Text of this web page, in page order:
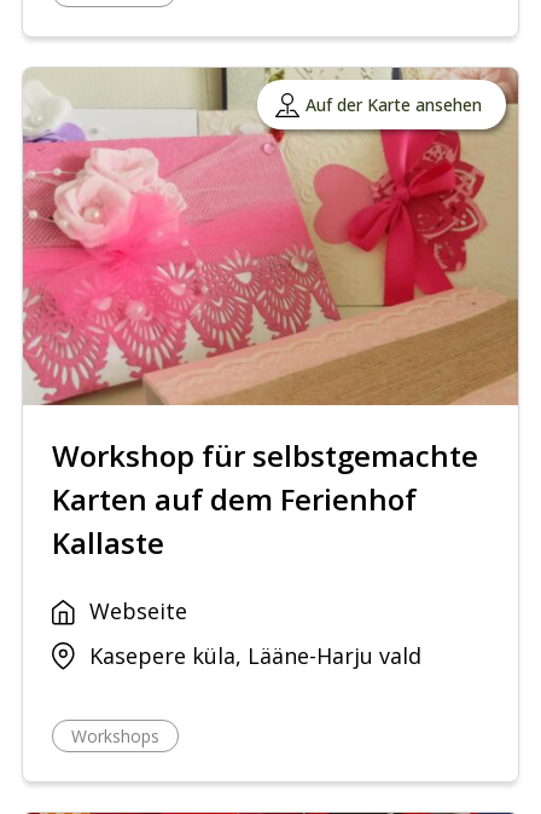
Auf der Karte ansehen
Workshop für selbstgemachte
Karten auf dem Ferienhof
Kallaste
Webseite
Kasepere küla, Lääne-Harju vald
Workshops